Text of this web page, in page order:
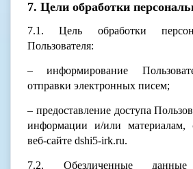
7. Цели обработки
7.1. Цель обработки
Пользователя:
– информирование
отправки электронных писем;
– предоставление доступа
информации и/или материалам,
веб-сайте dshi5-irk.ru.
7.2. Обезличенные данные